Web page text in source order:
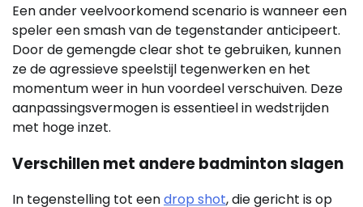
Een ander veelvoorkomend scenario is wanneer een
speler een smash van de tegenstander anticipeert.
Door de gemengde clear shot te gebruiken, kunnen
ze de agressieve speelstijl tegenwerken en het
momentum weer in hun voordeel verschuiven. Deze
aanpassingsvermogen is essentieel in wedstrijden
met hoge inzet.
Verschillen met andere badminton slagen
In tegenstelling tot eendrop shot, die gericht is op